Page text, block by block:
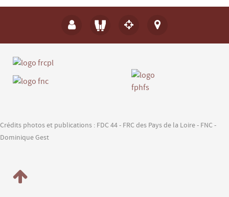
Crédits photos et publications : FDC 44 - FRC des Pays de la Loire - FNC -
Dominique Gest